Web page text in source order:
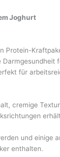
Joghurt
Protein-
Darmgesundheit
für
cremige
und einige
enthalten.